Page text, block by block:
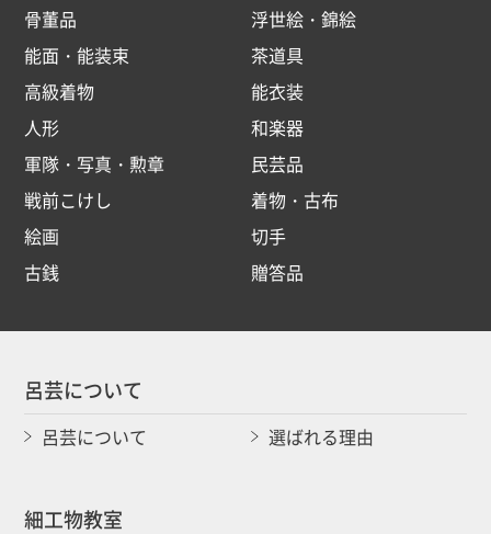
骨董品
浮世絵・錦絵
能面・能装束
茶道具
高級着物
能衣装
人形
和楽器
軍隊・写真・勲章
民芸品
戦前こけし
着物・古布
絵画
切手
古銭
贈答品
呂芸について
呂芸について 選ばれる理由
細工物教室